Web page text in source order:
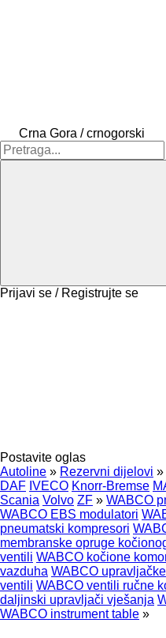
Crna Gora / crnogorski
Prijavi se / Registrujte se
Postavite oglas
Autoline » Rezervni dijelovi »
DAF IVECO Knorr-Bremse
Scania Volvo ZF » WABCO
WABCO EBS modulatori
pneumatski kompresori
membranske opruge
ventili WABCO kočione
vazduha WABCO
ventili WABCO ventili ručne
daljinski upravljači vješanja
WABCO instrument table »